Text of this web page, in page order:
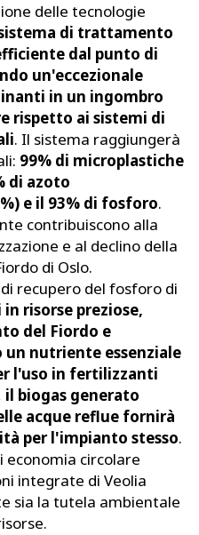
delle tecnologie
di trattamento
dal punto di
un'eccezionale
in un ingombro
rispetto ai sistemi di
. Il sistema raggiungerà
99% di microplastiche
di azoto
e il 93% di fosforo.
contribuiscono alla
e al declino della
di Oslo.
recupero del fosforo di
risorse preziose,
del Fiordo e
nutriente essenziale
l'uso in fertilizzanti
il biogas generato
acque reflue fornirà
per l'impianto stesso.
economia circolare
integrate di Veolia
sia la tutela ambientale